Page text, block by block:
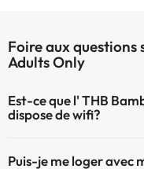
Foire aux questions
Adults Only
Est-ce que l' THB
dispose de wifi?
Puis-je me loger avec